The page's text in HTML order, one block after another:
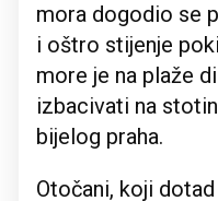
mora dogodio se
i oštro stijenje
more je na plaže
izbacivati na
bijelog praha.
Otočani, koji